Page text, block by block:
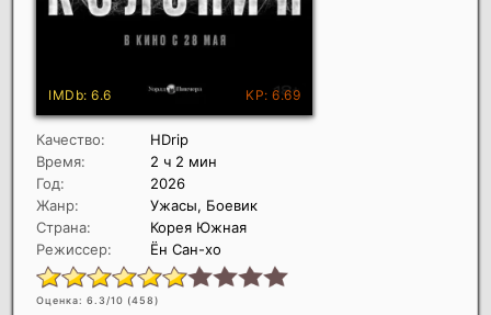
Качество:
HDrip
Время:
2 ч 2 мин
Год:
2026
Жанр:
Ужасы, Боевик
Страна:
Корея Южная
Режиссер:
Ён Сан-хо
Оценка: 6.3/10 (458)